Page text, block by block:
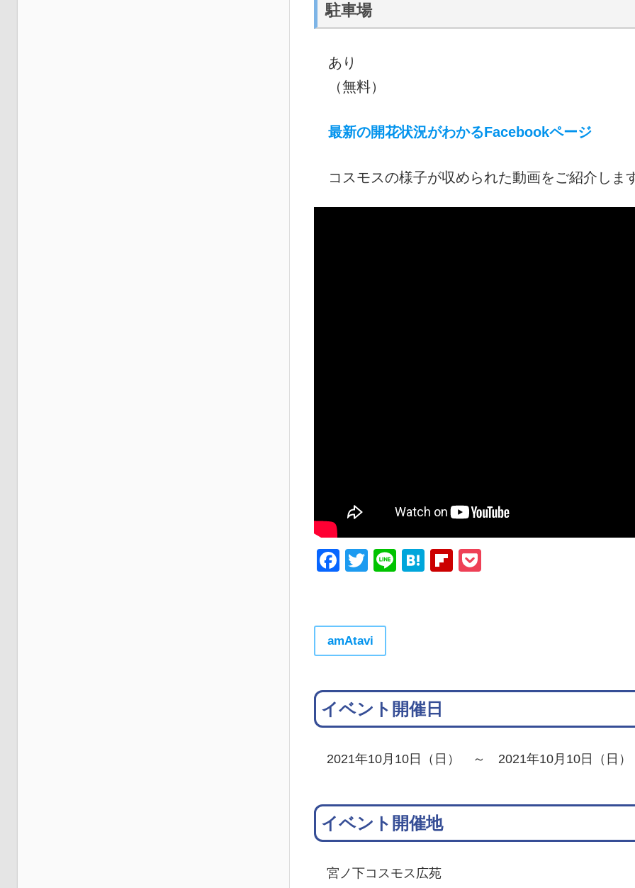
駐車場
あり
（無料）
最新の開花状況がわかるFacebookページ
コスモスの様子が収められた動画をご紹介しま
Facebook
Twitter
LineHatenaFlipboard
amAtavi
イベント開催日
2021年10月10日（日） ～ 2021年10月10日（日）
イベント開催地
宮ノ下コスモス広苑